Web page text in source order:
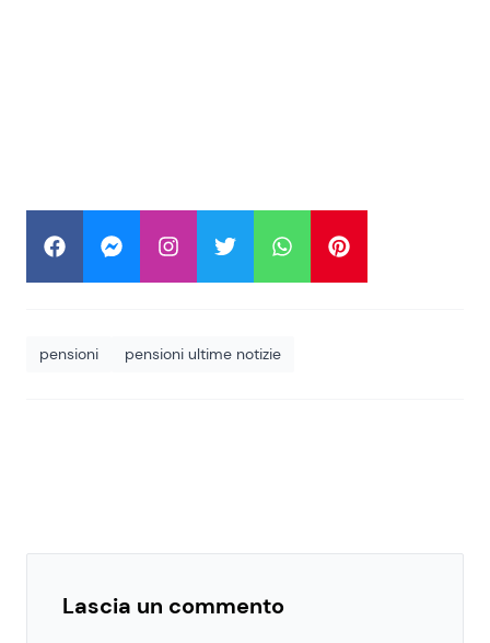
pensioni pensioni ultime notizie
Lascia un commento